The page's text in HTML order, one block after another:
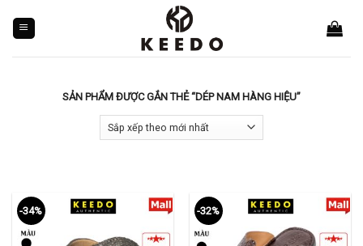
content
SẢN PHẨM ĐƯỢC GẮN THẺ “DÉP NAM HÀNG HIỆU”
-34% -32%